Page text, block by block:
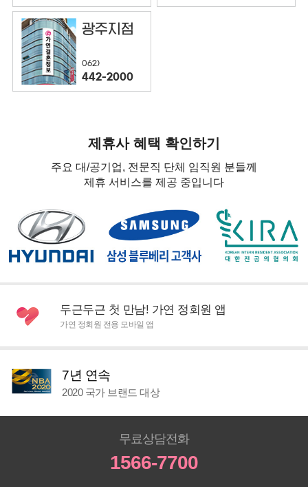
광주지점
062)
442-2000
제휴사 혜택 확인하기
주요 대/공기업, 전문직 단체 임직원 분들께
제휴 서비스를 제공 중입니다
두근두근 첫 만남! 가연 정회원 앱
가연 정회원 전용 모바일 앱
7년 연속
2020 국가 브랜드 대상
무료상담전화
1566-7700